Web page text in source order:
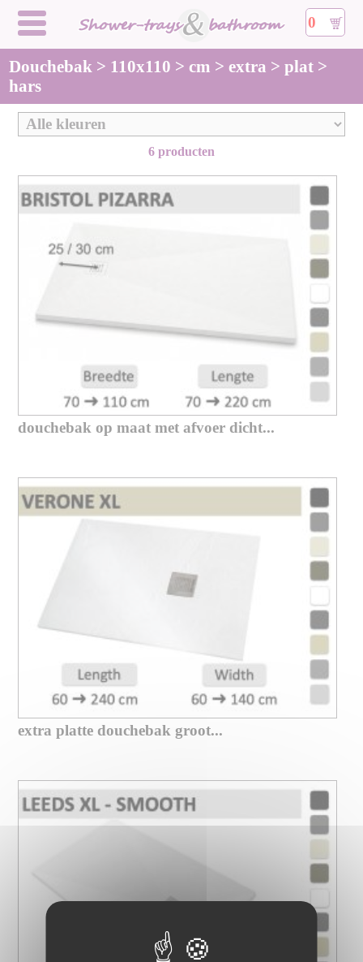
0
Douchebak > 110x110 > cm > extra > plat >
hars
6 producten
douchebak op maat met afvoer dicht...
extra platte douchebak groot...